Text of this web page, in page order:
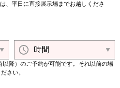
、平日に直接展示場までお越しくださ
降）のご予約が可能です。それ以前の場
さい。